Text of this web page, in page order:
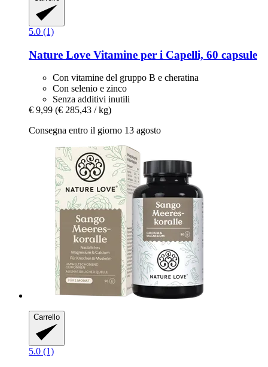
5.0 (1)
Nature Love Vitamine per i Capelli, 60 capsule
Con vitamine del gruppo B e cheratina
Con selenio e zinco
Senza additivi inutili
€ 9,99 (€ 285,43 / kg)
Consegna entro il giorno 13 agosto
Carrello
5.0 (1)